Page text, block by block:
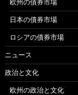
欧州の債券市場
日本の債券市場
ロシアの債券市場
ニュース
政治と文化
欧州の政治と文化